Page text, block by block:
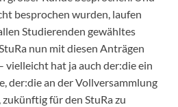
besprochen wurden, laufen
Studierenden gewähltes
nun mit diesen Anträgen
vielleicht hat ja auch der:die ein
der:die an der Vollversammlung
für den StuRa zu